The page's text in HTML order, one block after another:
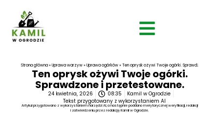
Strona główna»Uprawa warzyw»Uprawa ogórków»Ten oprysk ożywi Twoje ogórki. Sprawdzone i
Ten oprysk ożywi Twoje ogórki.
Sprawdzone i przetestowane.
24 kwietnia, 2026 08:35
Kamil w Ogrodzie
Tekst przygotowany z wykorzystaniem AI
Artykuł przygotowano z wykorzystaniem narzędzi AI, a następnie poddano merytorycznej weryfikacji, redakcji
i zatwierdzeniu przez redakcję Kamil w Ogrodzie.